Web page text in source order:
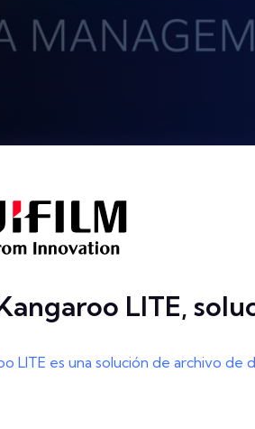
LITE,
LITE es una solución de archivo